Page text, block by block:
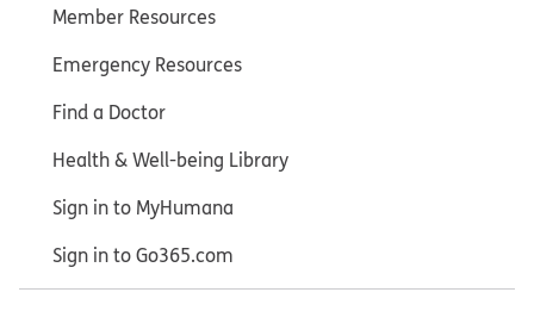
Member Resources
Emergency Resources
Find a Doctor
Health & Well-being Library
Sign in to MyHumana
Sign in to Go365.com